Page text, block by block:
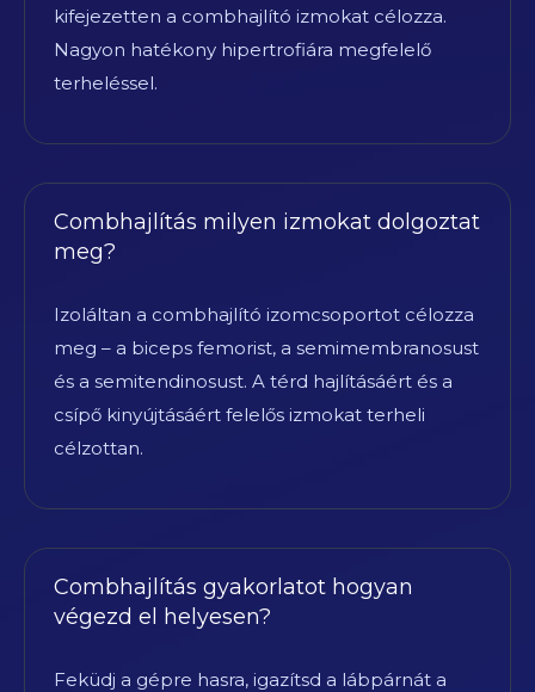
kifejezetten a combhajlító izmokat célozza.
Nagyon hatékony hipertrofiára megfelelő
terheléssel.
Combhajlítás milyen izmokat dolgoztat
meg?
Izoláltan a combhajlító izomcsoportot célozza
meg – a biceps femorist, a semimembranosust
és a semitendinosust. A térd hajlításáért és a
csípő kinyújtásáért felelős izmokat terheli
célzottan.
Combhajlítás gyakorlatot hogyan
végezd el helyesen?
Feküdj a gépre hasra, igazítsd a lábpárnát a